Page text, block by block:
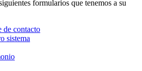
formularios que tenemos a su
de contacto
sistema